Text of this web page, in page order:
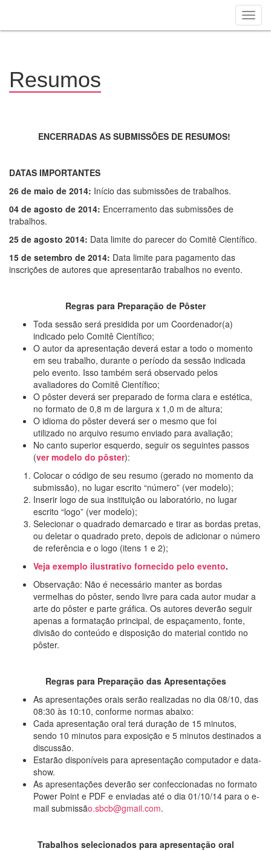
conteúdo
principal
Resumos
ENCERRADAS AS SUBMISSÕES DE RESUMOS!
DATAS IMPORTANTES
26 de maio de 2014: Início das submissões de trabalhos.
04 de agosto de 2014: Encerramento das submissões de
trabalhos.
25 de agosto 2014: Data limite do parecer do Comitê Científico.
15 de setembro de 2014: Data limite para pagamento das
inscrições de autores que apresentarão trabalhos no evento.
Regras para Preparação de Pôster
Toda sessão será presidida por um Coordenador(a)
indicado pelo Comitê Científico;
O autor da apresentação deverá estar a todo o momento
em seu trabalho, durante o período da sessão indicada
pelo evento. Isso também será observado pelos
avaliadores do Comitê Científico;
O pôster deverá ser preparado de forma clara e estética,
no formato de 0,8 m de largura x 1,0 m de altura;
O idioma do pôster deverá ser o mesmo que foi
utilizado no arquivo resumo enviado para avaliação;
No canto superior esquerdo, seguir os seguintes passos
(ver modelo do pôster):
Colocar o código de seu resumo (gerado no momento da
submissão), no lugar escrito “número” (ver modelo);
Inserir logo de sua instituição ou laboratório, no lugar
escrito “logo” (ver modelo);
Selecionar o quadrado demarcado e tirar as bordas pretas,
ou deletar o quadrado preto, depois de adicionar o número
de referência e o logo (itens 1 e 2);
Veja exemplo ilustrativo fornecido pelo evento.
Observação: Não é necessário manter as bordas
vermelhas do pôster, sendo livre para cada autor mudar a
arte do pôster e parte gráfica. Os autores deverão seguir
apenas a formatação principal, de espaçamento, fonte,
divisão do conteúdo e disposição do material contido no
pôster.
Regras para Preparação das Apresentações
As apresentações orais serão realizadas no dia 08/10, das
08:30 às 10:10, conforme normas abaixo:
Cada apresentação oral terá duração de 15 minutos,
sendo 10 minutos para exposição e 5 minutos destinados a
discussão.
Estarão disponíveis para apresentação computador e data-
show.
As apresentações deverão ser confeccionadas no formato
Power Point e PDF e enviadas até o dia 01/10/14 para o e-
mail submissão.sbcb@gmail.com.
Trabalhos selecionados para apresentação oral